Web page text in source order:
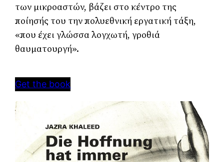
των μικροαστών, βάζει στο κέντρο της
ποίησής του την πολυεθνική εργατική τάξη,
«που έχει γλώσσα λογχωτή, γροθιά
θαυματουργή».
Get the book